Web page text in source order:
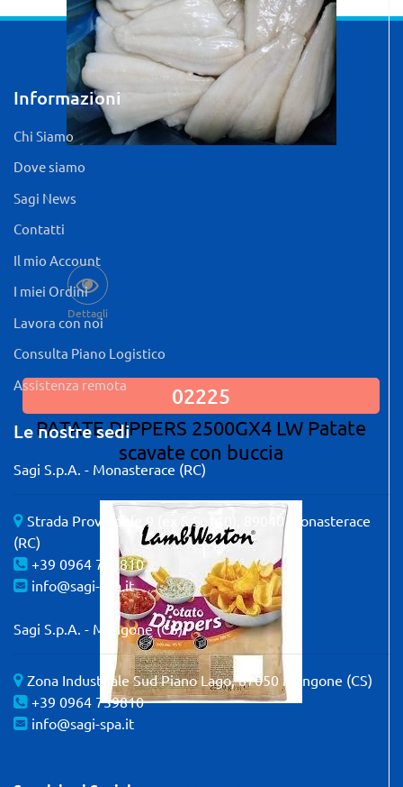
Dettagli
02225
PATATE DIPPERS 2500GX4 LW Patate
scavate con buccia
Informazioni
Chi Siamo
Dove siamo
Sagi News
Contatti
Il mio Account
I miei Ordini
Lavora con noi
Consulta Piano Logistico
Assistenza remota
Le nostre sedi
Sagi S.p.A. - Monasterace (RC)
Strada Provinciale 9 (ex S.S. 110), 89040 Monasterace
(RC)
+39 0964 739810
info@sagi-spa.it
Sagi S.p.A. - Mangone (CS)
Zona Industriale Sud Piano Lago, 87050 Mangone (CS)
+39 0964 739810
info@sagi-spa.it